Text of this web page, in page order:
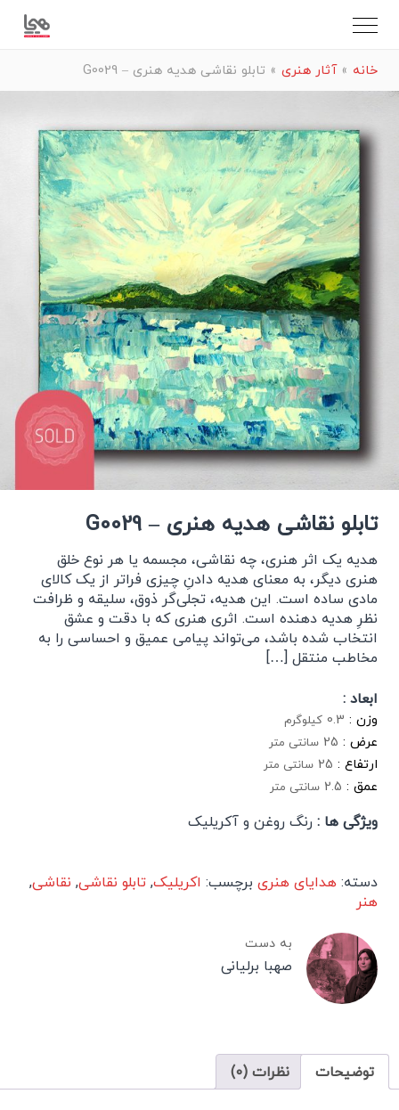
خانه »آثار هنری » تابلو نقاشی هدیه هنری – G0029
تابلو نقاشی هدیه هنری – G0029
هدیه یک اثر هنری، چه نقاشی، مجسمه یا هر نوع خلق
هنری دیگر، به معنای هدیه دادنِ چیزی فراتر از یک کالای
مادی ساده است. این هدیه، تجلی‌گر ذوق، سلیقه و ظرافت
نظرِ هدیه دهنده است. اثری هنری که با دقت و عشق
انتخاب شده باشد، می‌تواند پیامی عمیق و احساسی را به
مخاطب منتقل […]
ابعاد :
وزن : 0.3 کیلوگرم
عرض : 25 سانتی متر
ارتفاع : 25 سانتی متر
عمق : 2.5 سانتی متر
ویژگی ها : رنگ روغن و آکریلیک
دسته:هدایای هنری برچسب: اکریلیک,تابلو نقاشی, نقاشی,
هنر
به دست
صهبا برلیانی
توضیحات نظرات (0)